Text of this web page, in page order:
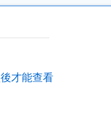
後才能查看